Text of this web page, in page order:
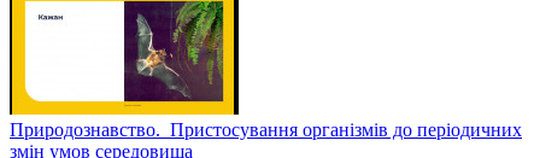
Природознавство. Пристосування організмів до періодичних
змін умов середовища